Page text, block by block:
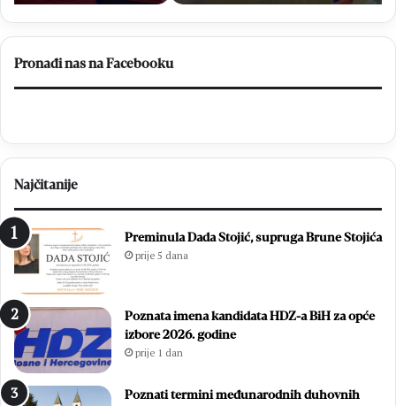
dresu
Pronađi nas na Facebooku
Najčitanije
Preminula Dada Stojić, supruga Brune Stojića
prije 5 dana
Poznata imena kandidata HDZ-a BiH za opće
izbore 2026. godine
prije 1 dan
Poznati termini međunarodnih duhovnih